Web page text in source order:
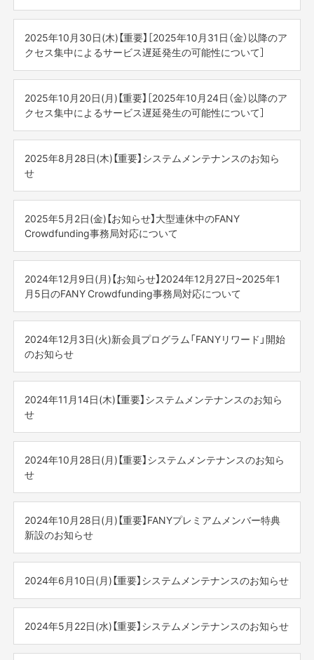
そして、FANY Crowdfundingからは
Wでお得な「FUN5倍」＆「手数料無料」の特大チャンスをお届
けします！
（※FANYプレミアムメンバー限定のキャンペーンとなりま
す）
期間中にプロジェクトをご支援いただいたプレミアムメン
バーの皆様には、通常の5倍のFUNを付与いたします。
さらに支援時のシステム手数料も無料になります。
る大チャンスです！
また、FANY5周年を機に「あなたの好きな芸人と実現したい
ぜひお気軽にご回答ください。
▼回答フォームはこちら（5月10日まで）
［本特典の詳細・注意事項］
※キャンペーン終了時点（5月10日）で「FANYプレミアムメン
バー」の方が対象です。ご支援後のご入会でも対象となりま
すが、終了前に解約された場合は無効となります。
※キャンペーン分のFUN（4倍分）は、キャンペーン終了後に
付与いたします。
※本キャンペーンは、予告なく変更、中断、または中止され
る場合がございます。
休暇中に多くのお問い合わせ等をいただく可能性もござい
ますので、
お戻しに通常よりお時間をいただく場合がございますこと
を予めご了承下さい。
※2026年5月7日(木)10:00より平常通り営業いたします。
ご不便をお掛け致しますが、何卒ご理解の程よろしくお願
いいたします。
-------------------
[お問い合わせについて]
・システムや決済に関してのお問い合わせ
⇒https://cf.fany.lol/inquiries
・ 支援したプロジェクトやリターン詳細についてのお問い
合わせ
⇒https://cf.fany.lol/faq_categories/1#17
※休止期間中に多くのお問い合わせをいただく可能性がござ
います為、お戻しに通常よりお時間をいただく場合がござ
います。
2025年12月27日(土)～2026年1月4日(日)
■プロジェクトや追加リターン等の審査、承認関連に関して
2025年12月19日(金)午後12時以降にいただいたものは、
2026年1月5日(月)以降に順次対応させていただきます。
［例］
・12月19日(金)11時にプロジェクト申請をした場合、12月
25日(木)中に審査実施
・12月19日(金)16時にプロジェクト申請をした場合、1月5
日(月)以降に順次審査
場合もございます。予めご了承ください。
2025年12月27日(土)以降にいただいたものは、2026年1月5
日(月)以降に順次対応させていただきます。
［各種お問い合わせ先］
・システムや決済に関してのお問い合わせ
・ 支援したプロジェクトやリターン詳細についてのお問い
合わせ
⇒https://cf.fany.lol/faq_categories/1#17
※休止期間中に多くのお問い合わせをいただく可能性がござ
います為、お戻しに通常よりお時間をいただく場合がござ
2026年1月5日(月)10:00より平常通り運営いたします。
平常営業時間 10:00~18:00 (土日祝日・年末年始を除く)
ご不便をお掛け致しますが、何卒ご理解の程よろしくお願
い申し上げます。
いつも「FANY Crowdfunding」をご利用いただき、誠にあり
がとうございます。
この度システムメンテナンスに伴い、下記時間帯において
2025年12月3日（水） 10:00AM～11:00AM
※状況により前後する可能性がございます。ご了承くださ
い。
お客様へはご迷惑をお掛けし誠に恐れ入りますが、上記時
間帯を避けてご利用をお願いいたします。
何卒よろしくお願い申し上げます。
2025年10月30日(木)【重要】［2025年10月31日（金）以降のア
クセス集中によるサービス遅延発生の可能性について］
お客様各位
平素より『FANY ID』ならびに各FANYサービスをご利用いた
だき、誠にありがとうございます。
この度、新規サービスの開始に伴い、2025年10月31日（金）
影響が出る可能性がございます。
事前にFANY IDログインもしくは新規登録を推奨いたしま
す。
【発生する可能性のある事象】
FANY IDの会員登録・ログインにおいて
接続しづらい、または動作が遅くなる可能性がございま
す。
【アクセス集中が予想される期間】
2025年10月31日（金）以降、アクセス状況に応じて
何卒ご理解いただけますようお願い申し上げます。
2025年10月20日(月)【重要】［2025年10月24日（金）以降のア
クセス集中によるサービス遅延発生の可能性について］
お客様各位
平素より『FANY ID』ならびに各FANYサービスをご利用いた
だき、誠にありがとうございます。
この度、新規サービスの開始に伴い、2025年10月24日（金）
影響が出る可能性がございます。
事前にFANY IDログインもしくは新規登録を推奨いたしま
す。
【発生する可能性のある事象】
FANY IDの会員登録・ログインにおいて
接続しづらい、または動作が遅くなる可能性がございま
す。
【アクセス集中が予想される期間】
2025年10月24日（金） 12:00以降、アクセス状況に応じて
何卒ご理解いただけますようお願い申し上げます。
2025年8月28日(木)【重要】システムメンテナンスのお知ら
せ
いつも「FANY Crowdfunding」をご利用いただき、誠にあり
がとうございます。
この度『FANY ID』のメンテナンスに伴い、下記時間帯におい
た。
◆サービス停止日時
2025年9月11日(木) AM0:00～AM4:00 (9月10日（水）
24:00～)
い。
お客様へはご迷惑をおかけし誠に恐れ入りますが、上記時
間帯を避けてご利用をお願いいたします。
何卒よろしくお願い申し上げます。
2025年5月2日(金)【お知らせ】大型連休中のFANY
Crowdfunding事務局対応について
<大型連休の事務局営業日について>
大型連休に伴うFANY Crowdfunding事務局運営日について
ご案内をさせていただきます。
◇休業日
2025年5月3日(土)～2025年5月6日(火)
ますので、
お戻しに通常よりお時間をいただく場合がございますこと
を予めご了承下さい。
※2025年5月7日(水)10:00より平常通り営業いたします。
ご不便をお掛け致しますが、何卒ご理解の程よろしくお願
いいたします。
-------------------
[お問い合わせについて]
・システムや決済に関してのお問い合わせ
⇒ https://cf.fany.lol/inquiries
・ 支援したプロジェクトやリターン詳細についてのお問い
合わせ
※休止期間中に多くのお問い合わせをいただく可能性がござ
います為、お戻しに通常よりお時間をいただく場合がござ
2024年12月9日(月)【お知らせ】2024年12月27日~2025年1
月5日のFANY Crowdfunding事務局対応について
<2024年-2025年>
年末年始に伴うFANY Crowdfunding の運営日についてご案
内させていただきます。
■対応休止期間
■プロジェクトや追加リターン等の審査、承認関連に関して
2024年12月20日(金)午後12時以降にいただいたものは、
2024年1月6日(月)以降に順次対応させていただきます。
［例］
・12月20日(金)11時にプロジェクト申請をした場合、12月
26日(木)中に審査実施
・12月20日(金)16時にプロジェクト申請をした場合、1月6
日(月)以降に順次審査
※プロジェクト内容によっては上記スケジュールに沿えない
2024年12月27日(金)以降にいただいたものは、2025年1月6
日(月)以降に順次対応させていただきます。
［各種お問い合わせ先］
2024年12月3日(火)新会員プログラム「FANYリワード」開始
のお知らせ
平素よりFANYサービスをご利用いただき、ありがとうござ
います。
この度、皆様にFANYサービスをもっと楽しんでいただくた
めの、新しい会員プログラム「FANYリワード」が2024年12
「FANYリワード」とは、チケットの購入やファンクラブ加入
など、FANYサービスの体験に応じてFUN(ファン)がたま
り、ステージランクがUPするプログラムです。
ステージランクは4段階。そのステージランクに応じた“こ
こだけのスペシャルな特典”を獲得できます。
ぜひこの機会にFANYリワードをご利用ください。
詳細はこちら
https://rewards.fany.lol/
2024年11月14日(木)【重要】システムメンテナンスのお知ら
せ
いつも「FANY Crowdfunding」をご利用いただき、誠にあり
がとうございます。
この度システムメンテナンスに伴い、下記時間帯において
2024年11月18日（月） 3:00AM～7:00AM
※状況により前後する可能性がございます。ご了承くださ
い。
お客様へはご迷惑をお掛けし誠に恐れ入りますが、上記時
間帯を避けてご利用をお願いいたします。
何卒よろしくお願い申し上げます。
FANY Crowdfunding事務局
2024年10月28日(月)【重要】システムメンテナンスのお知ら
せ
いつも「FANY Crowdfunding」をご利用いただき、誠にあり
がとうございます。
この度システムメンテナンスに伴い、下記時間帯において
[FANYプレミアムメンバー特典新設]
FANYプレミアムメンバー限定でクラウドファンディング
込）が免除となります。
これにより、プレミアムメンバーのお客様は、2024年11
2024年10月28日(月)【重要】FANYプレミアムメンバー特典
新設のお知らせ
いつも「FANY Crowdfunding」をご利用いただき、誠にあり
がとうございます。
ムメンバー特典を新たに設定いたしますことをご案内申し
上げます。
<内容>
2024年6月10日(月)【重要】システムメンテナンスのお知らせ
いつも「FANY Crowdfunding」をご利用いただき、誠にあり
がとうございます。
てサービスの利用を停止させていただくこととなりまし
2024年5月22日(水)【重要】システムメンテナンスのお知らせ
いつも「FANY Crowdfunding」をご利用いただき、誠にあり